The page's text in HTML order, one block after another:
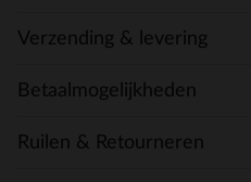
Verzending & levering
Betaalmogelijkheden
Ruilen & Retourneren